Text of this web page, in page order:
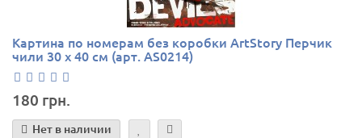
Картина по номерам без коробки ArtStory Перчик
чили 30 х 40 см (арт. AS0214)
180 грн.
Нет в наличии